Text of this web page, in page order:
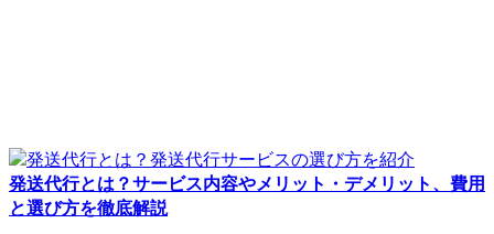
発送代行とは？サービス内容やメリット・デメリット、費用
と選び方を徹底解説